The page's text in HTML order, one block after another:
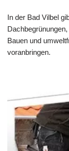
In der Bad Vilbel
Bauen und
voranbringen.